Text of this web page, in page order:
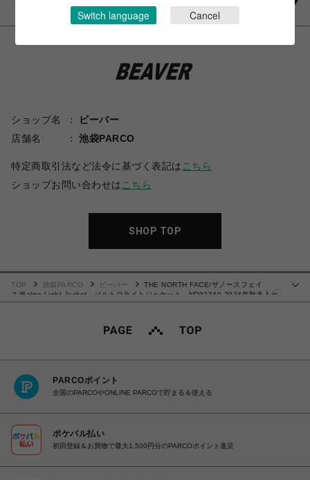
ショップ名
ビーバー
店舗名
池袋PARCO
特定商取引法など法令に基づく表記は こちら
ショップお問い合わせは こちら
SHOP TOP
TOP 池袋PARCO ビーバー
THE NORTH FACE/ザノースフェイ
ス/Baltro Light Jacket バルトロライトジャケット ND92340 2024年秋冬入荷
モデル
PARCOポイント
全国のPARCOやONLINE PARCOで貯まる＆使える
ポケパル払い
初回登録＆お買物で最大1,500円分のPARCOポイント進呈
Switch language Cancel